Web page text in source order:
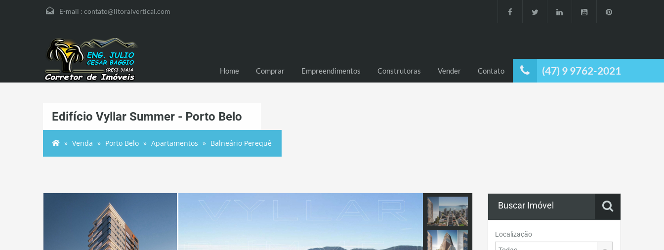
E-mail : contato@litoralvertical.com
(47) 9 9762-2021
Home Comprar Empreendimentos Construtoras Vender Contato
Edifício Vyllar Summer - Porto Belo
Venda Porto Belo Apartamentos Balneário Perequê
Buscar Imóvel
Localização